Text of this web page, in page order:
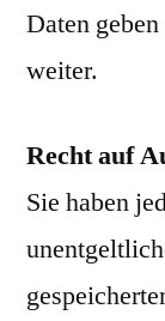
Daten
weiter.
Recht auf
Sie haben